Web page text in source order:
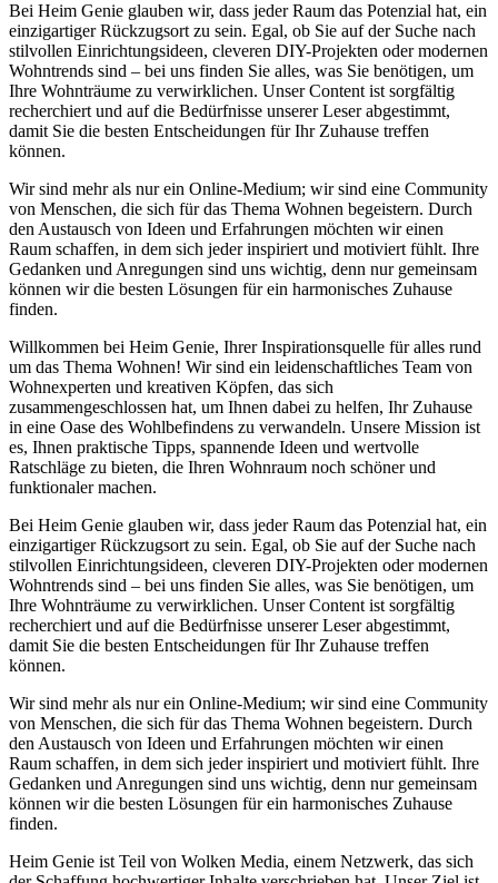
Bei Heim Genie glauben wir, dass jeder Raum das Potenzial hat, ein
einzigartiger Rückzugsort zu sein. Egal, ob Sie auf der Suche nach
stilvollen Einrichtungsideen, cleveren DIY-Projekten oder modernen
Wohntrends sind – bei uns finden Sie alles, was Sie benötigen, um
Ihre Wohnträume zu verwirklichen. Unser Content ist sorgfältig
recherchiert und auf die Bedürfnisse unserer Leser abgestimmt,
damit Sie die besten Entscheidungen für Ihr Zuhause treffen
können.
Wir sind mehr als nur ein Online-Medium; wir sind eine Community
von Menschen, die sich für das Thema Wohnen begeistern. Durch
den Austausch von Ideen und Erfahrungen möchten wir einen
Raum schaffen, in dem sich jeder inspiriert und motiviert fühlt. Ihre
Gedanken und Anregungen sind uns wichtig, denn nur gemeinsam
können wir die besten Lösungen für ein harmonisches Zuhause
finden.
Willkommen bei Heim Genie, Ihrer Inspirationsquelle für alles rund
um das Thema Wohnen! Wir sind ein leidenschaftliches Team von
Wohnexperten und kreativen Köpfen, das sich
zusammengeschlossen hat, um Ihnen dabei zu helfen, Ihr Zuhause
in eine Oase des Wohlbefindens zu verwandeln. Unsere Mission ist
es, Ihnen praktische Tipps, spannende Ideen und wertvolle
Ratschläge zu bieten, die Ihren Wohnraum noch schöner und
funktionaler machen.
Bei Heim Genie glauben wir, dass jeder Raum das Potenzial hat, ein
einzigartiger Rückzugsort zu sein. Egal, ob Sie auf der Suche nach
stilvollen Einrichtungsideen, cleveren DIY-Projekten oder modernen
Wohntrends sind – bei uns finden Sie alles, was Sie benötigen, um
Ihre Wohnträume zu verwirklichen. Unser Content ist sorgfältig
recherchiert und auf die Bedürfnisse unserer Leser abgestimmt,
damit Sie die besten Entscheidungen für Ihr Zuhause treffen
können.
Wir sind mehr als nur ein Online-Medium; wir sind eine Community
von Menschen, die sich für das Thema Wohnen begeistern. Durch
den Austausch von Ideen und Erfahrungen möchten wir einen
Raum schaffen, in dem sich jeder inspiriert und motiviert fühlt. Ihre
Gedanken und Anregungen sind uns wichtig, denn nur gemeinsam
können wir die besten Lösungen für ein harmonisches Zuhause
finden.
Heim Genie ist Teil von Wolken Media, einem Netzwerk, das sich